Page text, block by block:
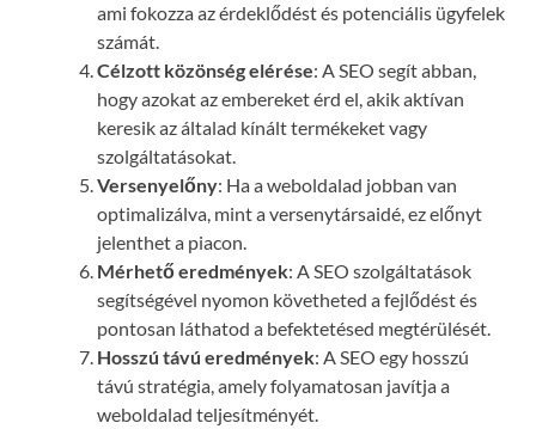
ami fokozza az érdeklődést és potenciális ügyfelek
számát.
Célzott közönség elérése: A SEO segít abban,
hogy azokat az embereket érd el, akik aktívan
keresik az általad kínált termékeket vagy
szolgáltatásokat.
Versenyelőny: Ha a weboldalad jobban van
optimalizálva, mint a versenytársaidé, ez előnyt
jelenthet a piacon.
Mérhető eredmények: A SEO szolgáltatások
segítségével nyomon követheted a fejlődést és
pontosan láthatod a befektetésed megtérülését.
Hosszú távú eredmények: A SEO egy hosszú
távú stratégia, amely folyamatosan javítja a
weboldalad teljesítményét.